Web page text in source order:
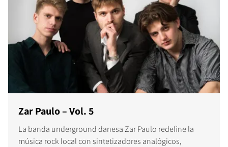
Zar Paulo – Vol. 5
La banda underground danesa Zar Paulo redefine la
música rock local con sintetizadores analógicos,